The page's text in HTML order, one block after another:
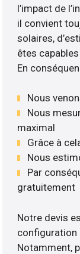
l’impact de
il convient
solaires,
êtes
En
Nous
Nous
maximal
Grâce à
Nous
Par
gratuitement
Notre devis
configuration
Notamment,